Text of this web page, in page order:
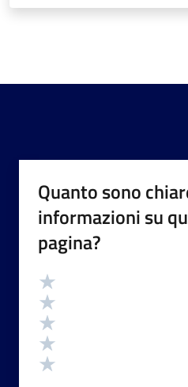
Quanto sono
informazioni su
pagina?
Valutazione